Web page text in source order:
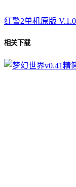
红警2单机原版
相关下载